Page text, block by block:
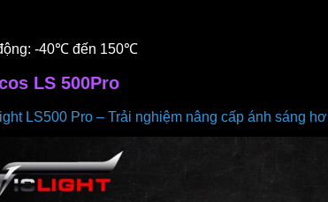
-40℃ đến 150℃
LS 500Pro
LS500 Pro – Trải nghiệm nâng cấp ánh sáng